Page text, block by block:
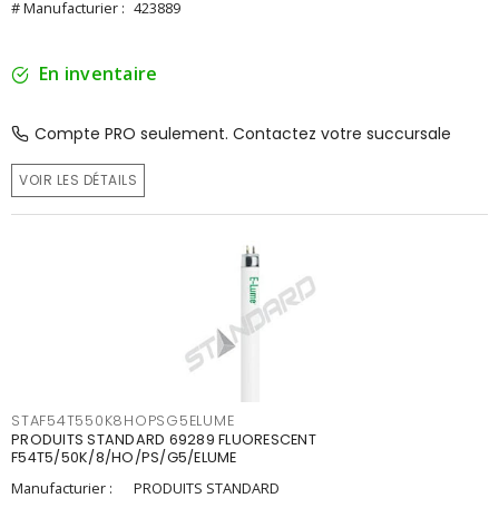
# Manufacturier : 423889
En inventaire
Compte PRO seulement. Contactez votre succursale
VOIR LES DÉTAILS
STAF54T550K8HOPSG5ELUME
PRODUITS STANDARD 69289 FLUORESCENT
F54T5/50K/8/HO/PS/G5/ELUME
Manufacturier :
PRODUITS STANDARD